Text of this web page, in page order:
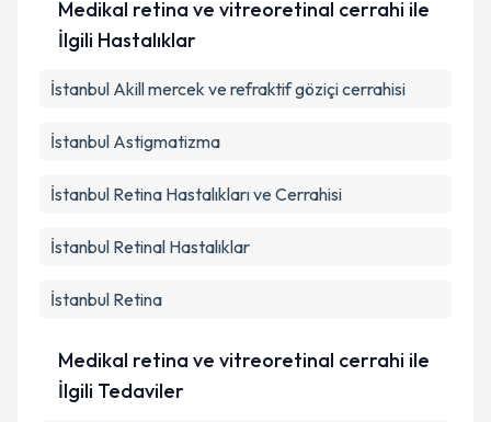
Medikal retina ve vitreoretinal cerrahi ile
İlgili Hastalıklar
İstanbul Akill mercek ve refraktif göziçi cerrahisi
İstanbul Astigmatizma
İstanbul Retina Hastalıkları ve Cerrahisi
İstanbul Retinal Hastalıklar
İstanbul Retina
Medikal retina ve vitreoretinal cerrahi ile
İlgili Tedaviler